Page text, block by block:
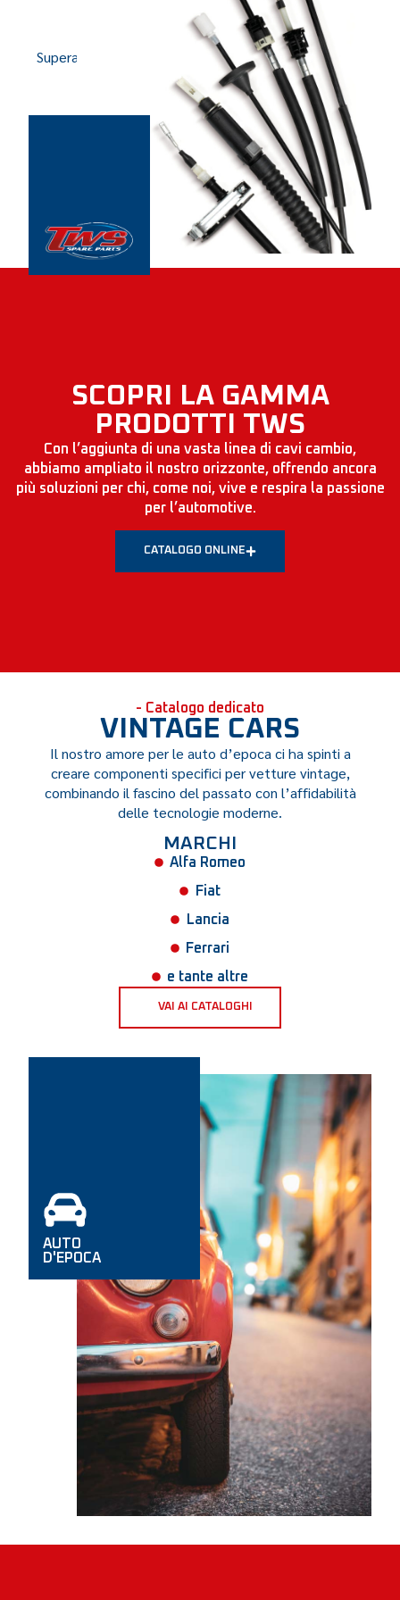
LA NOSTRA MISSIONE
Superare le aspettative dei nostri clienti, garantendo
sicurezza e durata in ogni prodotto.
SCOPRI LA GAMMA
PRODOTTI TWS
Con l’aggiunta di una vasta linea di cavi cambio,
abbiamo ampliato il nostro orizzonte, offrendo ancora
più soluzioni per chi, come noi, vive e respira la passione
per l’automotive.
CATALOGO ONLINE
AUTO
D'EPOCA
- Catalogo dedicato
VINTAGE CARS
Il nostro amore per le auto d’epoca ci ha spinti a
creare componenti specifici per vetture vintage,
combinando il fascino del passato con l’affidabilità
delle tecnologie moderne.
MARCHI
Alfa Romeo
Fiat
Lancia
Ferrari
e tante altre
VAI AI CATALOGHI